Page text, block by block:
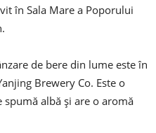
în Sala Mare a Poporului
de bere din lume este în
Brewery Co. Este o
albă și are o aromă